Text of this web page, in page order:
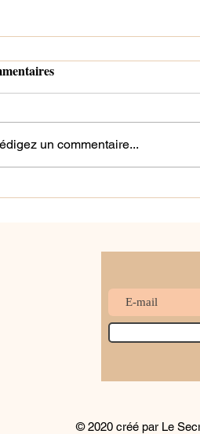
du sens à nos
un commentaire...
© 2020 créé par Le